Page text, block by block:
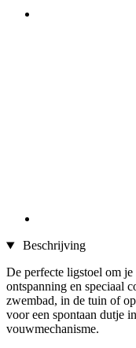
Beschrijving
De perfecte ligstoel om
ontspanning en speciaal
zwembad, in de tuin of
voor een spontaan dutje
vouwmechanisme.